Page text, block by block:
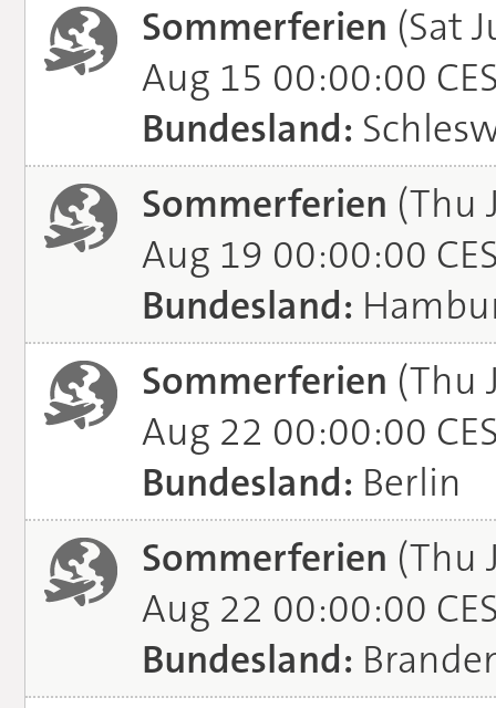
Sommerferien (Sat
Aug 15 00:00:00
Bundesland:
Sommerferien (Thu
Aug 19 00:00:00
Bundesland:
Sommerferien (Thu
Aug 22 00:00:00
Bundesland: Berlin
Sommerferien (Thu
Aug 22 00:00:00
Bundesland: